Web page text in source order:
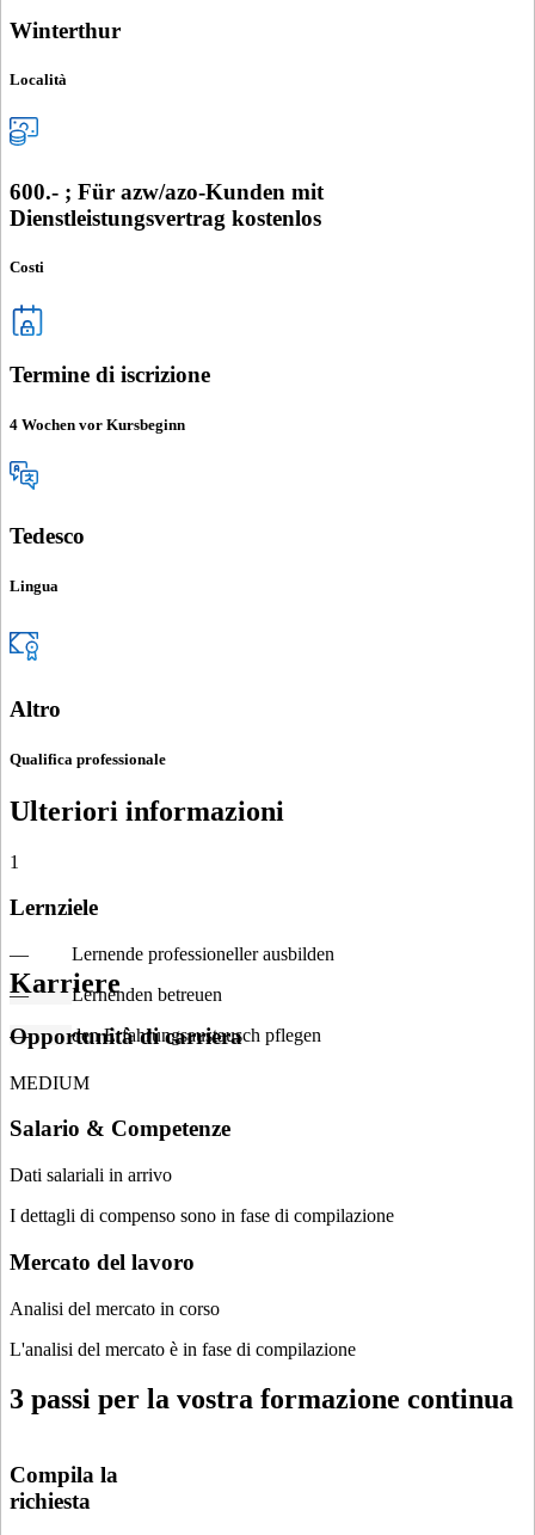
Winterthur
Località
600.- ; Für azw/azo-Kunden mit
Dienstleistungsvertrag kostenlos
Costi
Termine di iscrizione
4 Wochen vor Kursbeginn
Tedesco
Lingua
Altro
Qualifica professionale
Ulteriori informazioni
1
Lernziele
— Lernende professioneller ausbilden
—Lernenden betreuen
—den Erfahrungsaustausch pflegen
Karriere
Opportunità di carriera
MEDIUM
Salario & Competenze
Dati salariali in arrivo
I dettagli di compenso sono in fase di compilazione
Mercato del lavoro
Analisi del mercato in corso
L'analisi del mercato è in fase di compilazione
3 passi per la vostra formazione continua
Compila la
richiesta